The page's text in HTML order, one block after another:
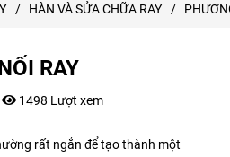
/ HÀN VÀ SỬA CHỮA RAY /
RAY
1498 Lượt xem
rất ngắn để tạo thành một